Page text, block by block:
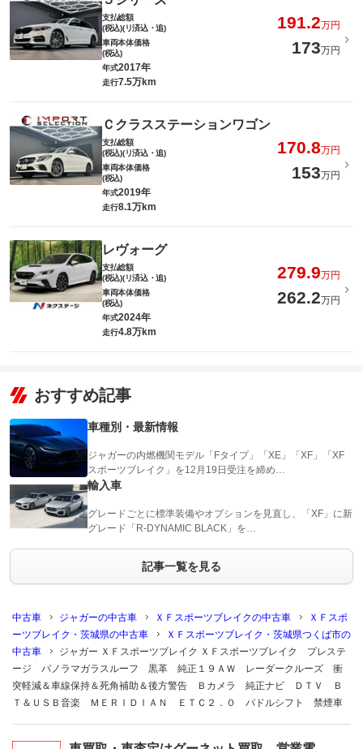
支払総額
(税込)(リ済込・追)
191.2万円
車両本体価格
(税込)
173万円
年式2017年
走行7.5万km
Ｃクラスステーションワゴン
支払総額
(税込)(リ済込・追)
170.8万円
車両本体価格
(税込)
153万円
年式2019年
走行8.1万km
レヴォーグ
支払総額
(税込)(リ済込・追)
279.9万円
車両本体価格
(税込)
262.2万円
年式2024年
走行4.8万km
おすすめ記事
車種別・最新情報
ジャガーの内燃機関モデル「Fタイプ」「XE」「XF」「XF
スポーツブレイク」を12月19日受注を締め…
輸入車
グレードごとに標準装備やオプションを見直し、「XF」に新
グレード「R-DYNAMIC BLACK」を…
記事一覧を見る
中古車 ジャガーの中古車 ＸＦスポーツブレイクの中古車
ＸＦスポ
ーツブレイク・茨城県の中古車
ＸＦスポーツブレイク・茨城県つくば市の
中古車
ジャガー ＸＦスポーツブレイク ＸＦスポーツブレイク プレステ
ージ パノラマガラスルーフ 黒革 純正１９ＡＷ レーダークルーズ 衝
突軽減＆車線保持＆死角補助＆後方警告 Ｂカメラ 純正ナビ ＤＴＶ Ｂ
Ｔ＆ＵＳＢ音楽 ＭＥＲＩＤＩＡＮ ＥＴＣ２．０ パドルシフト 禁煙車